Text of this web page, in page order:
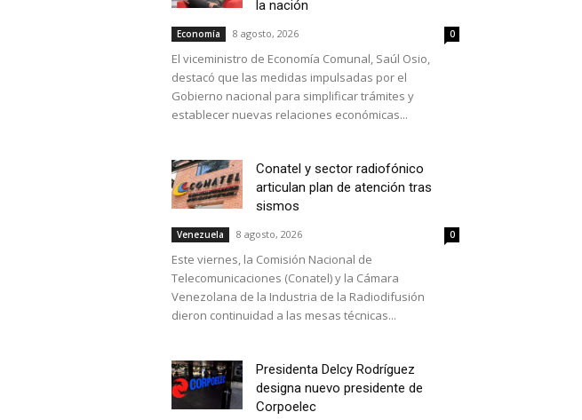
la nación
Economía 8 agosto, 2026 0
El viceministro de Economía Comunal, Saúl Osio,
destacó que las medidas impulsadas por el
Gobierno nacional para simplificar trámites y
establecer nuevas relaciones económicas...
Conatel y sector radiofónico
articulan plan de atención tras
sismos
Venezuela 8 agosto, 2026 0
Este viernes, la Comisión Nacional de
Telecomunicaciones (Conatel) y la Cámara
Venezolana de la Industria de la Radiodifusión
dieron continuidad a las mesas técnicas...
Presidenta Delcy Rodríguez
designa nuevo presidente de
Corpoelec